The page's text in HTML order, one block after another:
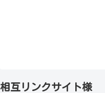
相互リンクサイト様